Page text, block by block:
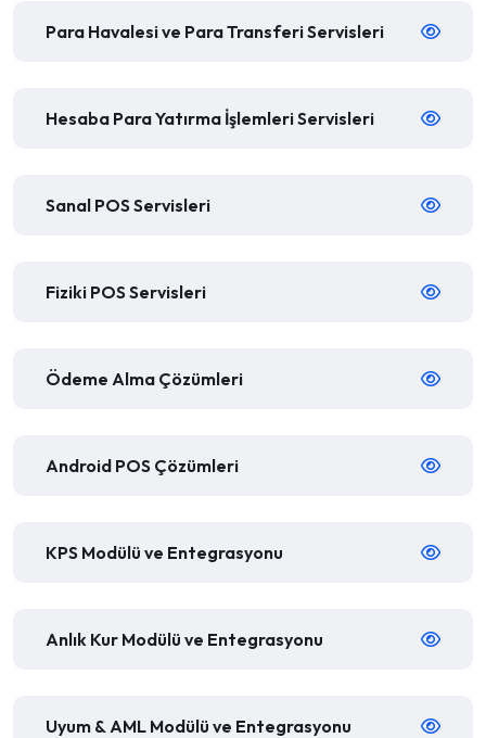
Para Havalesi ve Para Transferi Servisleri
Hesaba Para Yatırma İşlemleri Servisleri
Sanal POS Servisleri
Fiziki POS Servisleri
Ödeme Alma Çözümleri
Android POS Çözümleri
KPS Modülü ve Entegrasyonu
Anlık Kur Modülü ve Entegrasyonu
Uyum & AML Modülü ve Entegrasyonu